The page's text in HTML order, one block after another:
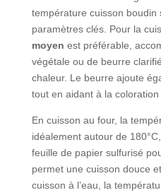
température cuisson boudin
paramètres clés. Pour la
moyen est préférable,
végétale ou de beurre
chaleur. Le beurre ajoute
tout en aidant à la coloration
En cuisson au four, la
idéalement autour de
feuille de papier sulfurisé
permet une cuisson douce
cuisson à l’eau, la